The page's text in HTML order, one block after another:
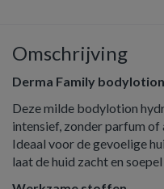
Omschrijving
Derma Family bodylotion
Deze milde bodylotion
intensief, zonder parfum
Ideaal voor de gevoelige
laat de huid zacht en